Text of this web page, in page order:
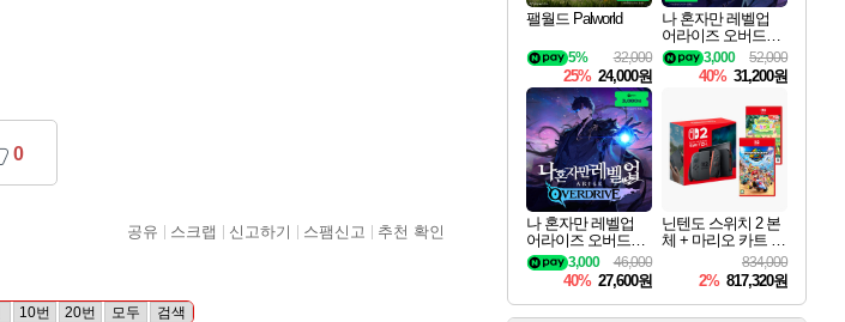
0
공유 스크랩 신고하기 스팸신고 추천 확인
10번 20번 모두 검색
팰월드 Palworld
32,000
5%
25% 24,000원
나 혼자만 레벨업
어라이즈 오버드라
이브 디럭스 에디션
Solo Leveling Arise
Overdrive Deluxe Edi
52,000
3,000
40% 31,200원
나 혼자만 레벨업
어라이즈 오버드라
이브 Solo Leveling A
rise
46,000
3,000
40% 27,600원
닌텐도 스위치 2 본
체 + 마리오 카트 월
드 + 포켓몬 포코피
아 번들
834,000
2% 817,320원